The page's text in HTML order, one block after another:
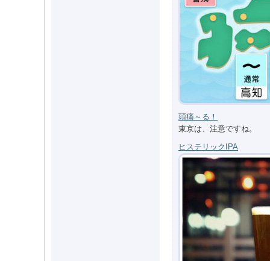
頭痛～る！
東京は、注意ですね。
ヒステリックIPA